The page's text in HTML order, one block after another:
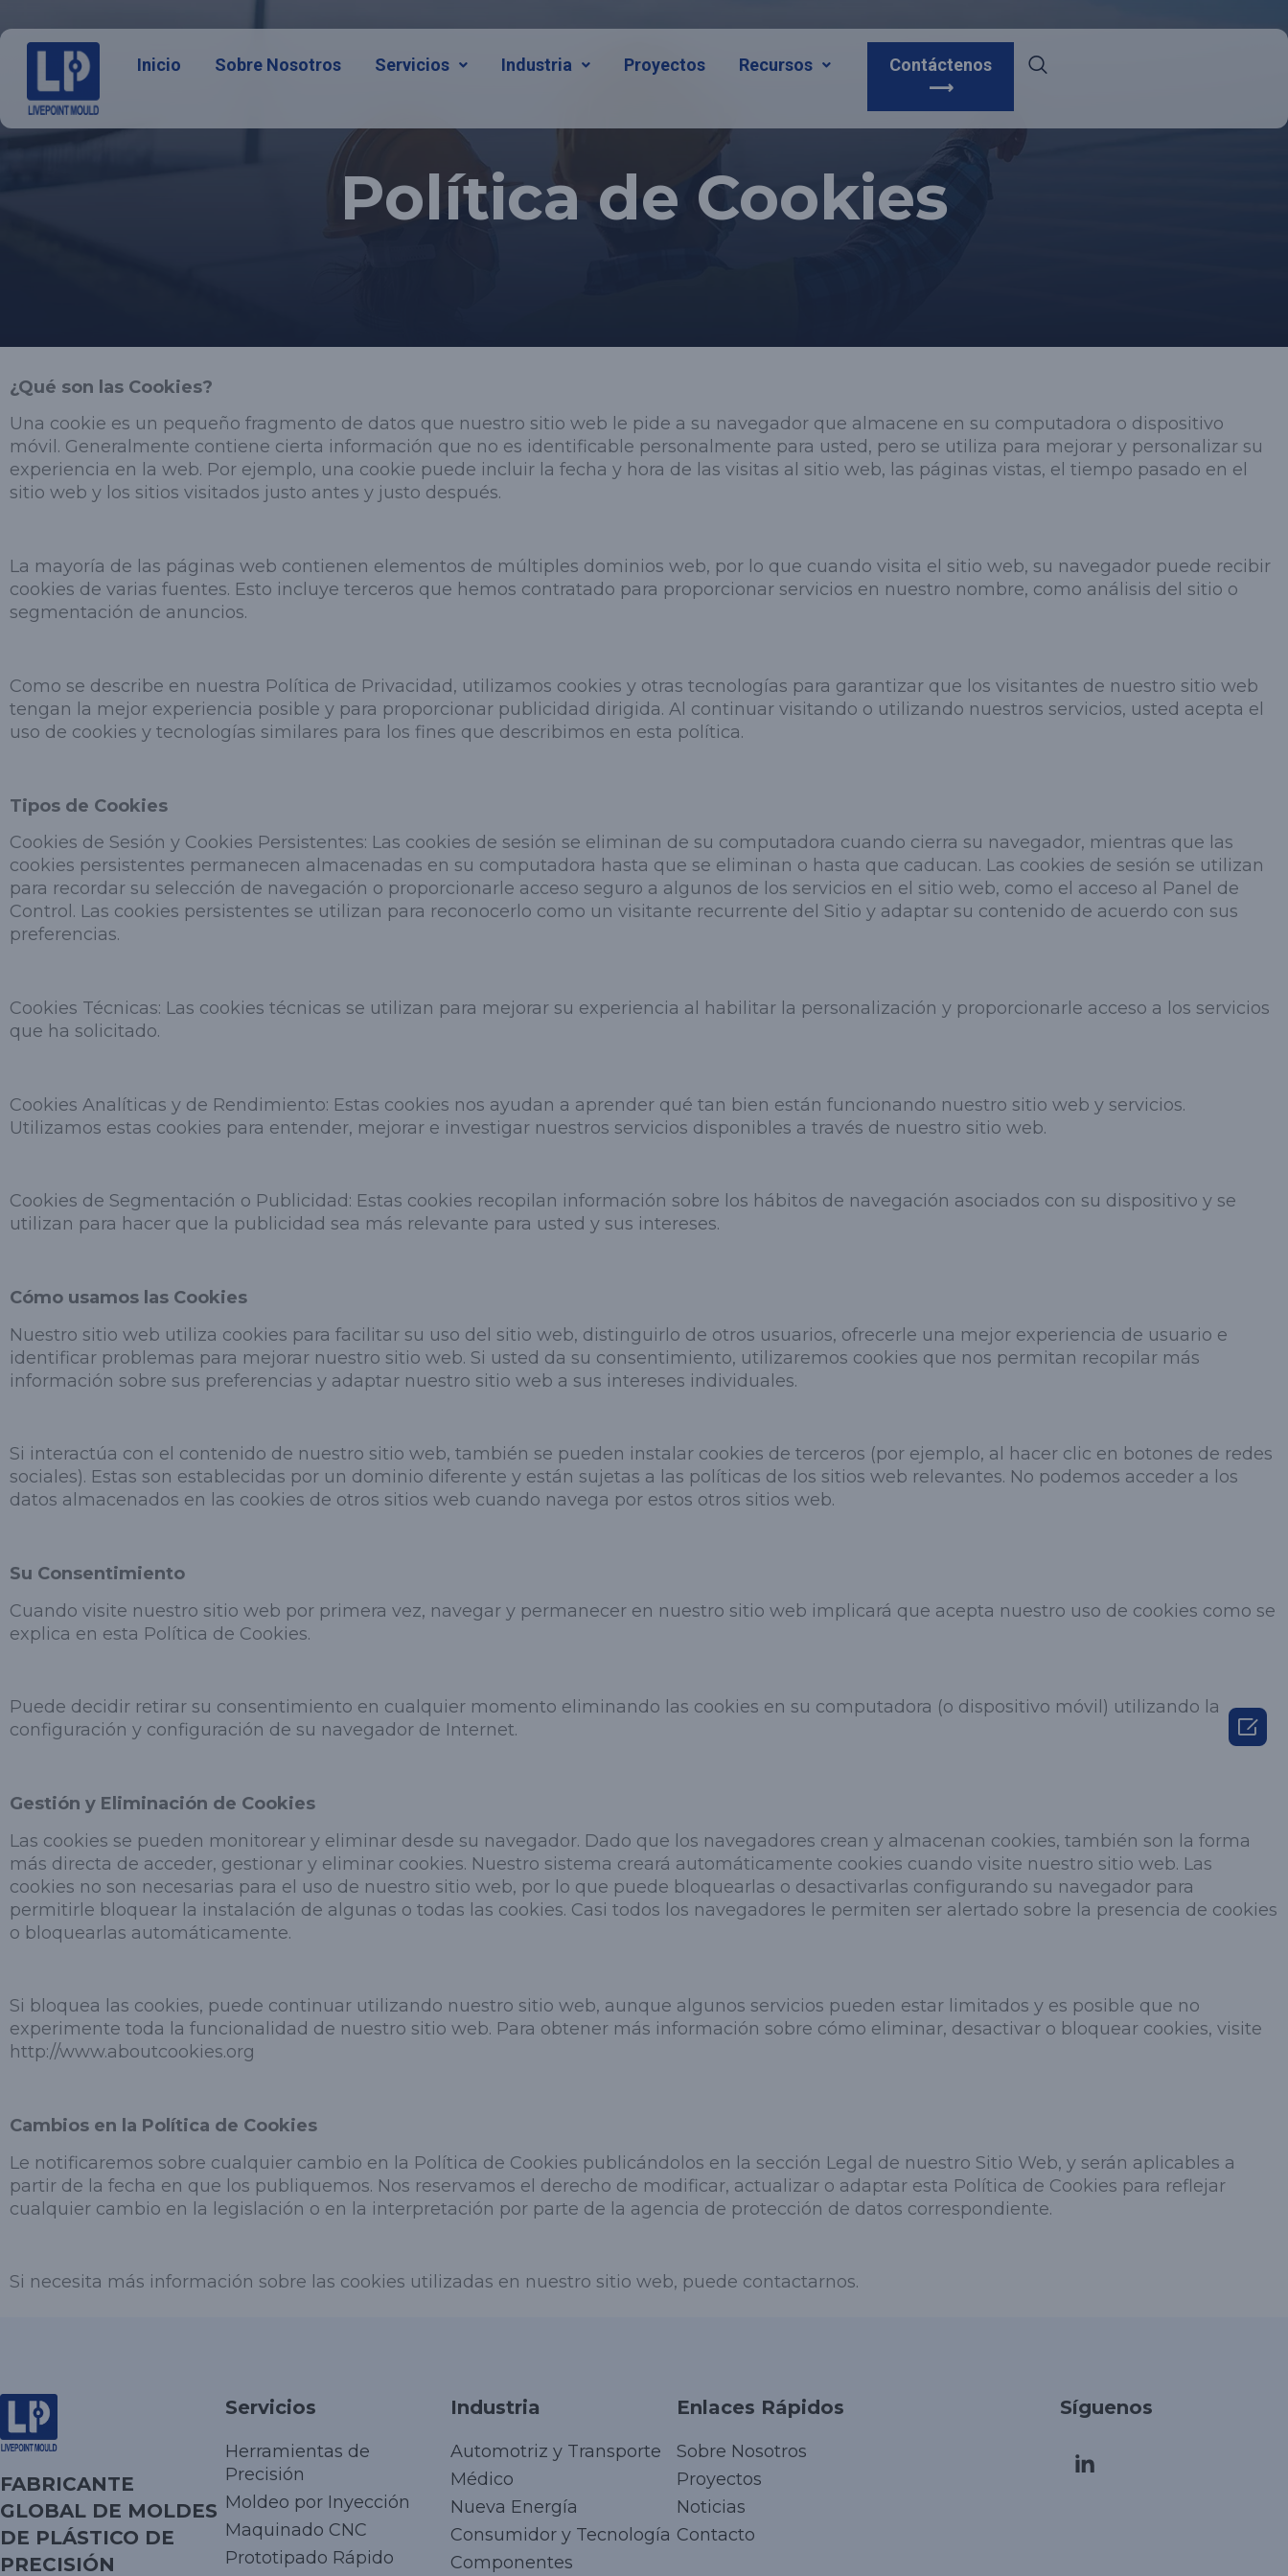
Inicio Sobre Nosotros Servicios Industria Proyectos Recursos
Contáctenos
⟶
Política de Cookies
¿Qué son las Cookies?
Una cookie es un pequeño fragmento de datos que nuestro sitio web le pide a su navegador que almacene en su computadora o dispositivo
móvil. Generalmente contiene cierta información que no es identificable personalmente para usted, pero se utiliza para mejorar y personalizar su
experiencia en la web. Por ejemplo, una cookie puede incluir la fecha y hora de las visitas al sitio web, las páginas vistas, el tiempo pasado en el
sitio web y los sitios visitados justo antes y justo después.
La mayoría de las páginas web contienen elementos de múltiples dominios web, por lo que cuando visita el sitio web, su navegador puede recibir
cookies de varias fuentes. Esto incluye terceros que hemos contratado para proporcionar servicios en nuestro nombre, como análisis del sitio o
segmentación de anuncios.
Como se describe en nuestra Política de Privacidad, utilizamos cookies y otras tecnologías para garantizar que los visitantes de nuestro sitio web
tengan la mejor experiencia posible y para proporcionar publicidad dirigida. Al continuar visitando o utilizando nuestros servicios, usted acepta el
uso de cookies y tecnologías similares para los fines que describimos en esta política.
Tipos de Cookies
Cookies de Sesión y Cookies Persistentes: Las cookies de sesión se eliminan de su computadora cuando cierra su navegador, mientras que las
cookies persistentes permanecen almacenadas en su computadora hasta que se eliminan o hasta que caducan. Las cookies de sesión se utilizan
para recordar su selección de navegación o proporcionarle acceso seguro a algunos de los servicios en el sitio web, como el acceso al Panel de
Control. Las cookies persistentes se utilizan para reconocerlo como un visitante recurrente del Sitio y adaptar su contenido de acuerdo con sus
preferencias.
Cookies Técnicas: Las cookies técnicas se utilizan para mejorar su experiencia al habilitar la personalización y proporcionarle acceso a los servicios
que ha solicitado.
Cookies Analíticas y de Rendimiento: Estas cookies nos ayudan a aprender qué tan bien están funcionando nuestro sitio web y servicios.
Utilizamos estas cookies para entender, mejorar e investigar nuestros servicios disponibles a través de nuestro sitio web.
Cookies de Segmentación o Publicidad: Estas cookies recopilan información sobre los hábitos de navegación asociados con su dispositivo y se
utilizan para hacer que la publicidad sea más relevante para usted y sus intereses.
Cómo usamos las Cookies
Nuestro sitio web utiliza cookies para facilitar su uso del sitio web, distinguirlo de otros usuarios, ofrecerle una mejor experiencia de usuario e
identificar problemas para mejorar nuestro sitio web. Si usted da su consentimiento, utilizaremos cookies que nos permitan recopilar más
información sobre sus preferencias y adaptar nuestro sitio web a sus intereses individuales.
Si interactúa con el contenido de nuestro sitio web, también se pueden instalar cookies de terceros (por ejemplo, al hacer clic en botones de redes
sociales). Estas son establecidas por un dominio diferente y están sujetas a las políticas de los sitios web relevantes. No podemos acceder a los
datos almacenados en las cookies de otros sitios web cuando navega por estos otros sitios web.
Su Consentimiento
Cuando visite nuestro sitio web por primera vez, navegar y permanecer en nuestro sitio web implicará que acepta nuestro uso de cookies como se
explica en esta Política de Cookies.
Puede decidir retirar su consentimiento en cualquier momento eliminando las cookies en su computadora (o dispositivo móvil) utilizando la
configuración y configuración de su navegador de Internet.
Gestión y Eliminación de Cookies
Las cookies se pueden monitorear y eliminar desde su navegador. Dado que los navegadores crean y almacenan cookies, también son la forma
más directa de acceder, gestionar y eliminar cookies. Nuestro sistema creará automáticamente cookies cuando visite nuestro sitio web. Las
cookies no son necesarias para el uso de nuestro sitio web, por lo que puede bloquearlas o desactivarlas configurando su navegador para
permitirle bloquear la instalación de algunas o todas las cookies. Casi todos los navegadores le permiten ser alertado sobre la presencia de cookies
o bloquearlas automáticamente.
Si bloquea las cookies, puede continuar utilizando nuestro sitio web, aunque algunos servicios pueden estar limitados y es posible que no
experimente toda la funcionalidad de nuestro sitio web. Para obtener más información sobre cómo eliminar, desactivar o bloquear cookies, visite
http://www.aboutcookies.org
Cambios en la Política de Cookies
Le notificaremos sobre cualquier cambio en la Política de Cookies publicándolos en la sección Legal de nuestro Sitio Web, y serán aplicables a
partir de la fecha en que los publiquemos. Nos reservamos el derecho de modificar, actualizar o adaptar esta Política de Cookies para reflejar
cualquier cambio en la legislación o en la interpretación por parte de la agencia de protección de datos correspondiente.
Si necesita más información sobre las cookies utilizadas en nuestro sitio web, puede contactarnos.
FABRICANTE
GLOBAL DE MOLDES
DE PLÁSTICO DE
PRECISIÓN
Servicios
Herramientas de
Precisión
Moldeo por Inyección
Maquinado CNC
Prototipado Rápido
Industria
Automotriz y Transporte
Médico
Nueva Energía
Consumidor y Tecnología
Componentes
Enlaces Rápidos
Sobre Nosotros
Proyectos
Noticias
Contacto
Síguenos
Arabic
Korean
